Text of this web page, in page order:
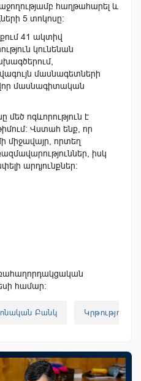
հաղթահարել և
5 տոկոսը։
41 ակտիվ
կունենան
մասնագետների
մասնագիտական
մեծ ոգևորություն է
Վստահ ենք, որ
միջավայր, որտեղ
իսկ
արդյունքներ։
համար:
Բանկ Կրթություն